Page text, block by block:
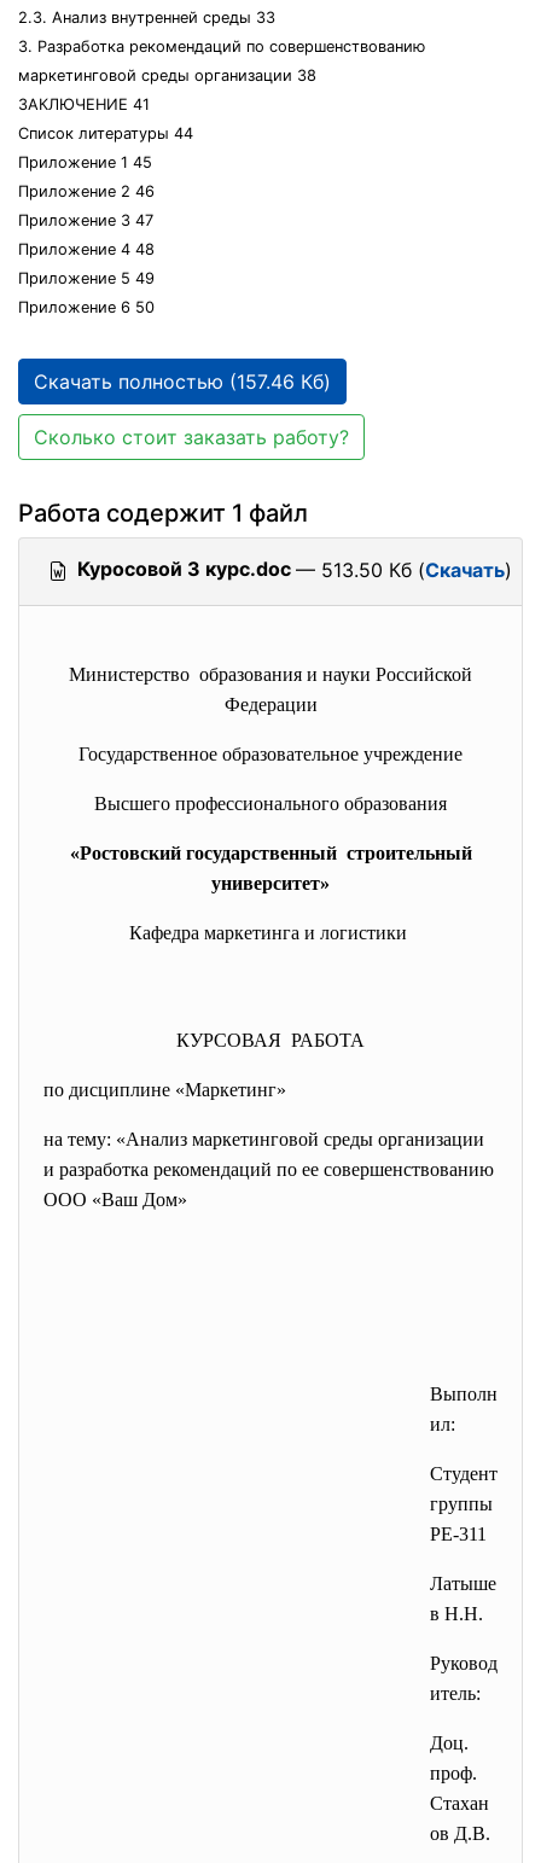
2.3. Анализ внутренней среды 33
3. Разработка рекомендаций по совершенствованию
маркетинговой среды организации 38
ЗАКЛЮЧЕНИЕ 41
Список литературы 44
Приложение 1 45
Приложение 2 46
Приложение 3 47
Приложение 4 48
Приложение 5 49
Приложение 6 50
Скачать полностью (157.46 Кб)
Сколько стоит заказать работу?
Работа содержит 1 файл
Куросовой 3 курс.doc — 513.50 Кб (Скачать)
Министерство образования и науки Российской
Федерации
Государственное образовательное учреждение
Высшего профессионального образования
«Ростовский государственный строительный
университет»
Кафедра маркетинга и логистики
КУРСОВАЯ РАБОТА
по дисциплине «Маркетинг»
на тему: «Анализ маркетинговой среды организации
и разработка рекомендаций по ее совершенствованию
ООО «Ваш Дом»
Выполн
ил:
Студент
группы
РЕ-311
Латыше
в Н.Н.
Руковод
итель:
Доц.
проф.
Стахан
ов Д.В.